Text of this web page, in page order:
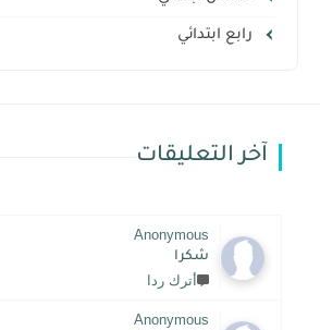
رابع ابتدائي
آخر التعليقات
Anonymous
شكرا
أترك ردا
Anonymous